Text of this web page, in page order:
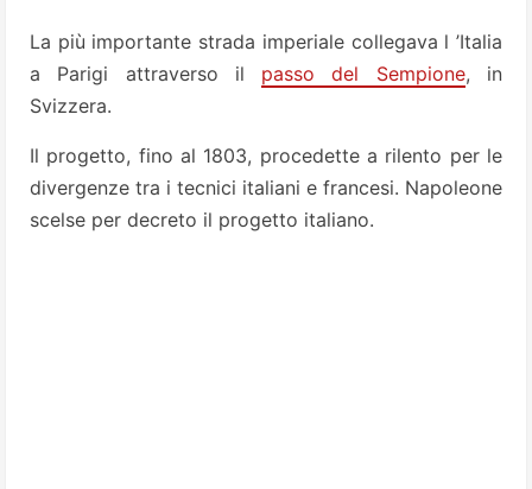
La più importante strada imperiale collegava l ’Italia
a Parigi attraverso il passo del Sempione, in
Svizzera.
Il progetto, fino al 1803, procedette a rilento per le
divergenze tra i tecnici italiani e francesi. Napoleone
scelse per decreto il progetto italiano.